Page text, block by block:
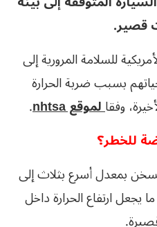
قصير.
للسلامة المرورية إلى
بسبب ضربة الحرارة
وفقالموقع nhtsa
.
للخطر؟
بمعدل أسرع بثلاث إلى
ارتفاع الحرارة داخل